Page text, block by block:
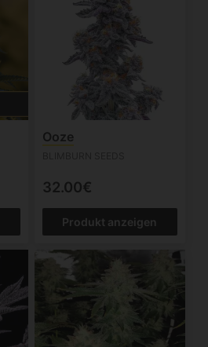
Ooze
32.00€
Produkt anzeigen